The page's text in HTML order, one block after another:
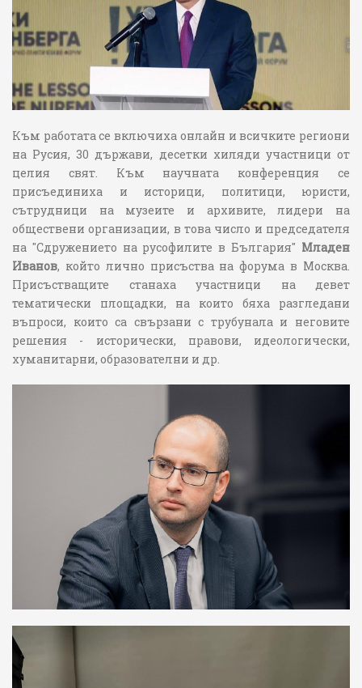
Към работата се включиха онлайн и всичките региони
на Русия, 30 държави, десетки хиляди участници от
целия свят. Към научната конференция се
присъединиха и историци, политици, юристи,
сътрудници на музеите и архивите, лидери на
обществени организации, в това число и председателя
на "Сдружението на русофилите в България" Младен
Иванов, който лично присъства на форума в Москва.
Присъстващите станаха участници на девет
тематически площадки, на които бяха разгледани
въпроси, които са свързани с трубунала и неговите
решения - исторически, правови, идеологически,
хуманитарни, образователни и др.